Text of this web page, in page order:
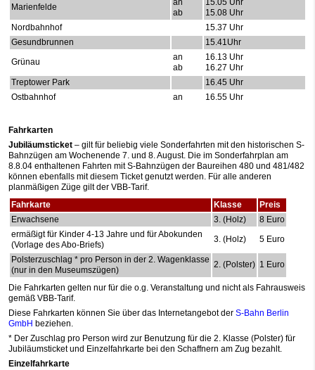
Marienfelde
an
ab
15.05 Uhr
15.08 Uhr
Nordbahnhof
15.37 Uhr
Gesundbrunnen
15.41Uhr
Grünau
an
ab
16.13 Uhr
16.27 Uhr
Treptower Park
16.45 Uhr
Ostbahnhof
an 16.55 Uhr
Fahrkarten
Jubiläumsticket – gilt für beliebig viele Sonderfahrten mit den historischen S-
Bahnzügen am Wochenende 7. und 8. August. Die im Sonderfahrplan am
8.8.04 enthaltenen Fahrten mit S-Bahnzügen der Baureihen 480 und 481/482
können ebenfalls mit diesem Ticket genutzt werden. Für alle anderen
planmäßigen Züge gilt der VBB-Tarif.
Fahrkarte
Klasse
Preis
Erwachsene
3. (Holz)
8 Euro
ermäßigt für Kinder 4-13 Jahre und für Abokunden
(Vorlage des Abo-Briefs)
3. (Holz) 5 Euro
Polsterzuschlag * pro Person in der 2. Wagenklasse
(nur in den Museumszügen)
2. (Polster) 1 Euro
Die Fahrkarten gelten nur für die o.g. Veranstaltung und nicht als Fahrausweis
gemäß VBB-Tarif.
Diese Fahrkarten können Sie über das Internetangebot der S-Bahn Berlin
GmbH beziehen.
* Der Zuschlag pro Person wird zur Benutzung für die 2. Klasse (Polster) für
Jubiläumsticket und Einzelfahrkarte bei den Schaffnern am Zug bezahlt.
Einzelfahrkarte